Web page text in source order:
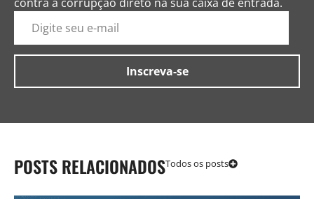
POSTS RELACIONADOSTodos os posts